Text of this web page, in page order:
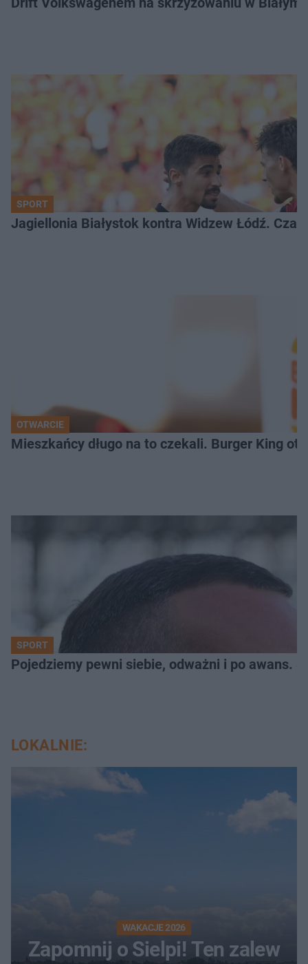
SPORT
Jagiellonia Białystok kontra Widzew Łódź.
OTWARCIE
Mieszkańcy długo na to czekali. Burger King
SPORT
Pojedziemy pewni siebie, odważni i po awans.
LOKALNIE:
WAKACJE 2026
Zapomnij o Sielpi! Ten zalew